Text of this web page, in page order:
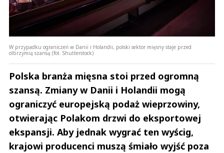
W przypadku ograniczeń w Danii i Holandii, polski sektor mięsny staje przed
olbrzymią szansą (fot. Shutterstock)
Polska branża mięsna stoi przed ogromną
szansą. Zmiany w Danii i Holandii mogą
ograniczyć europejską podaż wieprzowiny,
otwierając Polakom drzwi do eksportowej
ekspansji. Aby jednak wygrać ten wyścig,
krajowi producenci muszą śmiało wyjść poza